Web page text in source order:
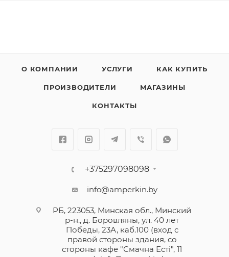
О КОМПАНИИ УСЛУГИ КАК КУПИТЬ
ПРОИЗВОДИТЕЛИ МАГАЗИНЫ
КОНТАКТЫ
+375297098098
info@amperkin.by
РБ, 223053, Минская обл., Минский
р-н., д. Боровляны, ул. 40 лет
Победы, 23А, каб.100 (вход с
правой стороны здания, со
стороны кафе "Смачна Естi", 11